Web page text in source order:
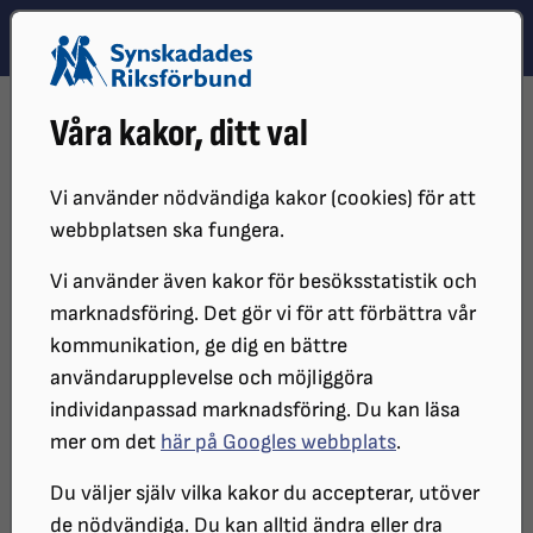
Våra kakor, ditt val
Vi använder nödvändiga kakor (cookies) för att
webbplatsen ska fungera.
Vi använder även kakor för besöksstatistik och
marknadsföring. Det gör vi för att förbättra vår
kommunikation, ge dig en bättre
användarupplevelse och möjliggöra
individanpassad marknadsföring. Du kan läsa
mer om det här på Googles webbplats.
Du väljer själv vilka kakor du accepterar, utöver
de nödvändiga. Du kan alltid ändra eller dra
Hoppa till innehåll
Hoppa till hitta snabbt
HOCKEYTRÄNAREN ÄR BLIND – HÖLL DET HEMLIGT
Hockeytränaren höll både synbortfallet och sina
känslor hemliga för omvärlden. Han tror det beror på
uppväxten i Kanadas hockeyvärld – där existerade
inte tårar.